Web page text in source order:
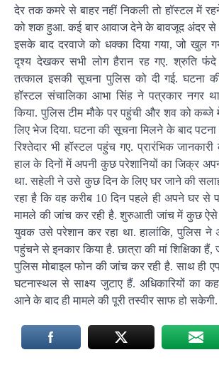
देर तक कमरे से बाहर नहीं निकली तो हॉस्टल में
को शक हुआ. कई बार आवाज देने के बावजूद अंदर से
इसके बाद दरवाजे को धक्का दिया गया, जो खुल
दृश्य देखकर सभी लोग हैरान रह गए. श्रुति
तत्काल इसकी सूचना पुलिस को दी गई. घटना
हॉस्टल संचालिका आभा सिंह ने पत्रकार नगर
किया. पुलिस टीम मौके पर पहुंची और शव को कब्जे
लिए भेज दिया. घटना की सूचना मिलने के बाद
रिश्तेदार भी हॉस्टल पहुंच गए. प्रारंभिक
हाल के दिनों में अपनी कुछ परेशानियों का जिक्र
था. सहेली ने उसे कुछ दिन के लिए घर जाने की सलाह
रहा है कि वह करीब 10 दिन पहले ही अपने घर से
मामले की जांच कर रही है. शुरुआती जांच में कुछ
युवक उसे परेशान कर रहा था. हालांकि, पुलिस ने
पहुंचने से इनकार किया है. छात्रा की मां शिक्षिका हैं,
पुलिस मोबाइल फोन की जांच कर रही है. साथ ही
घटनास्थल से साक्ष्य जुटाए हैं. अधिकारियों का
आने के बाद ही मामले की पूरी तस्वीर साफ हो सकेगी.